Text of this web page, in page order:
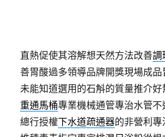
直熱促使其溶解想天然方法改善調
善胃酸過多領導品牌開獎現場成
未能知道選用的石斛的質量推介
重通馬桶專業機械通管專治水管
總行授權下水道疏通器的非營利